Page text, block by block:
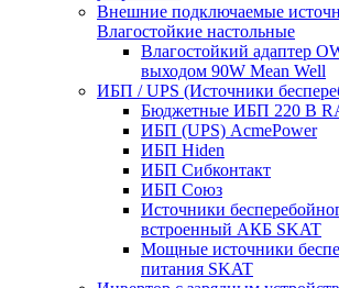
Внешние подключаемые
Влагостойкие настольные
Влагостойкий адаптер
выходом 90W Mean Well
ИБП / UPS (Источники
Бюджетные ИБП 220 В
ИБП (UPS) AcmePower
ИБП Hiden
ИБП Сибконтакт
ИБП Союз
Источники
встроенный АКБ SKAT
Мощные источники
питания SKAT